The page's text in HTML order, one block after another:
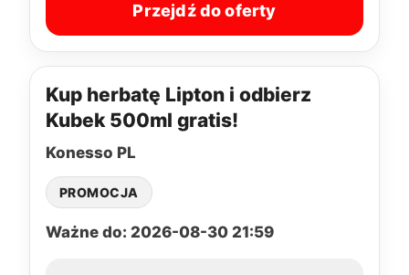
Przejdź do oferty
Kup herbatę Lipton i odbierz
Kubek 500ml gratis!
Konesso PL
PROMOCJA
Ważne do: 2026-08-30 21:59